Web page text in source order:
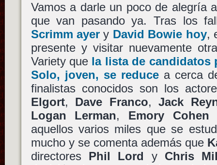
Vamos a darle un poco de alegría
que van pasando ya. Tras los
Scrimm ayery David Bowie hoy,
presente y visitar nuevamente
Variety que la lista de candidatos
Solo, joven, se reducea cerca
finalistas conocidos son los
Elgort, Dave Franco,Jack
Logan Lerman, Emory Cohen
aquellos varios miles que se
mucho y se comenta además que
directores Phil Lord y Chris